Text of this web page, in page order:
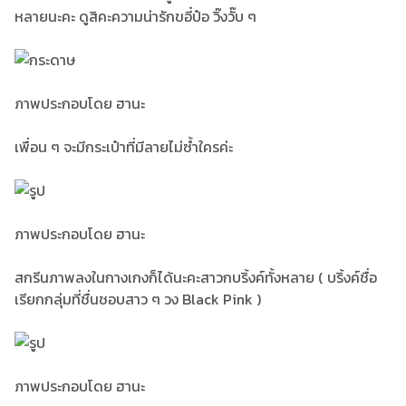
หลายนะคะ ดูสิคะความน่ารักขอี๋ป๋อ วิ๊งวั๊บ ๆ
ภาพประกอบโดย ฮานะ
เพื่อน ๆ จะมีกระเป๋าที่มีลายไม่ซ้ำใครค่ะ
ภาพประกอบโดย ฮานะ
สกรีนภาพลงในกางเกงก็ได้นะคะสาวกบริ้งค์ทั้งหลาย ( บริ้งค์ชื่อ
เรียกกลุ่มที่ชื่นชอบสาว ๆ วง Black Pink )
ภาพประกอบโดย ฮานะ